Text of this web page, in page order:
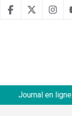
Journal en ligne